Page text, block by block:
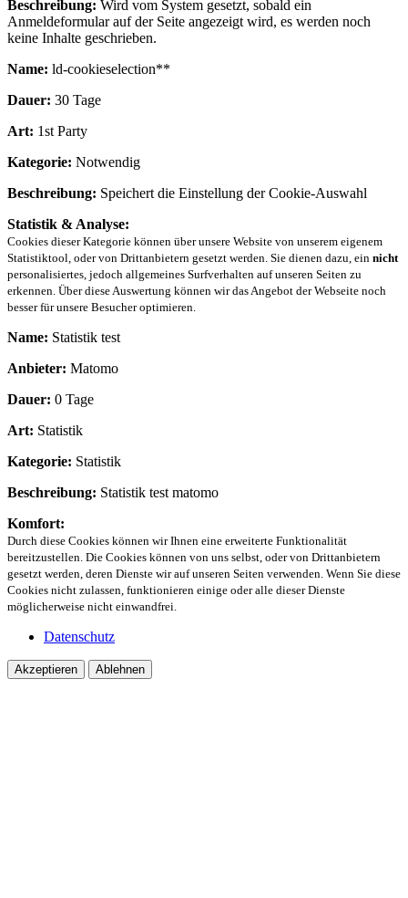
Beschreibung: Wird vom System gesetzt, sobald ein
Anmeldeformular auf der Seite angezeigt wird, es werden noch
keine Inhalte geschrieben.
Name: ld-cookieselection**
Dauer: 30 Tage
Art: 1st Party
Kategorie: Notwendig
Beschreibung: Speichert die Einstellung der Cookie-Auswahl
Statistik & Analyse:
Cookies dieser Kategorie können über unsere Website von unserem eigenem
Statistiktool, oder von Drittanbietern gesetzt werden. Sie dienen dazu, ein nicht
personalisiertes, jedoch allgemeines Surfverhalten auf unseren Seiten zu
erkennen. Über diese Auswertung können wir das Angebot der Webseite noch
besser für unsere Besucher optimieren.
Name: Statistik test
Anbieter: Matomo
Dauer: 0 Tage
Art: Statistik
Kategorie: Statistik
Beschreibung: Statistik test matomo
Komfort:
Durch diese Cookies können wir Ihnen eine erweiterte Funktionalität
bereitzustellen. Die Cookies können von uns selbst, oder von Drittanbietern
gesetzt werden, deren Dienste wir auf unseren Seiten verwenden. Wenn Sie diese
Cookies nicht zulassen, funktionieren einige oder alle dieser Dienste
möglicherweise nicht einwandfrei.
Datenschutz
Akzeptieren Ablehnen